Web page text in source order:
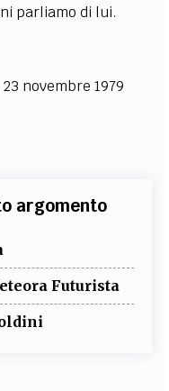
parliamo di lui.
23 novembre 1979
argomento
Futurista